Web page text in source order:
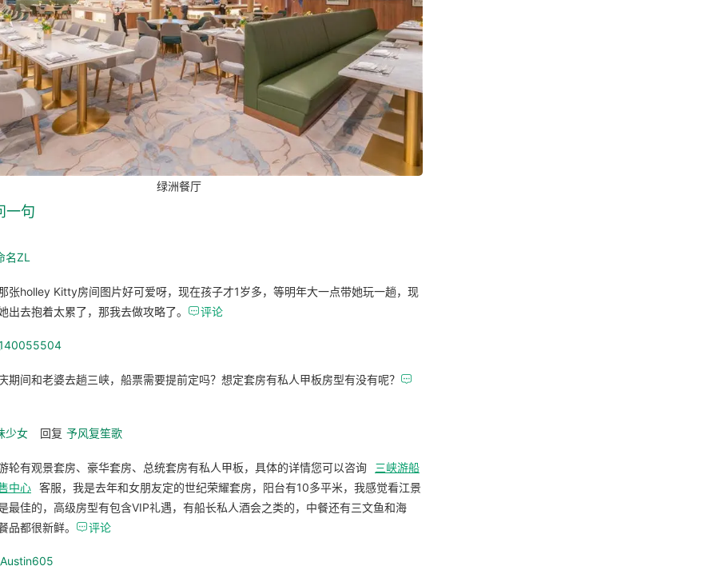
绿洲餐厅
一句
名ZL
张holley Kitty房间图片好可爱呀，现在孩子才1岁多，等明年大一点带她玩一趟，现
出去抱着太累了，那我去做攻略了。 评论
期间和老婆去趟三峡，船票需要提前定吗？想定套房有私人甲板房型有没有呢？ 
少女 回复 予风复笙歌
轮有观景套房、豪华套房、总统套房有私人甲板，具体的详情您可以咨询
三峡游船
中心 客服，我是去年和女朋友定的世纪荣耀套房，阳台有10多平米，我感觉看江景
最佳的，高级房型有包含VIP礼遇，有船长私人酒会之类的，中餐还有三文鱼和海
品都很新鲜。 评论